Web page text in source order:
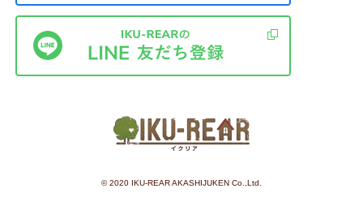
©︎ 2020 IKU-REAR AKASHIJUKEN Co.,Ltd.